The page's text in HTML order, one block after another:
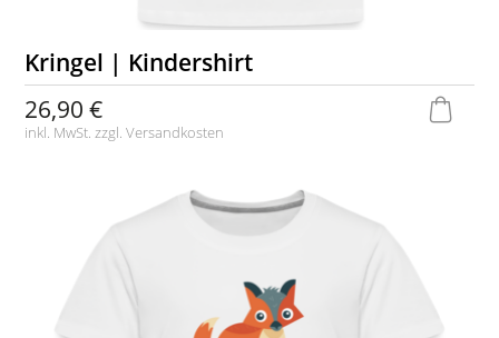
Kringel | Kindershirt
26,90 €
inkl. MwSt. zzgl.Versandkosten